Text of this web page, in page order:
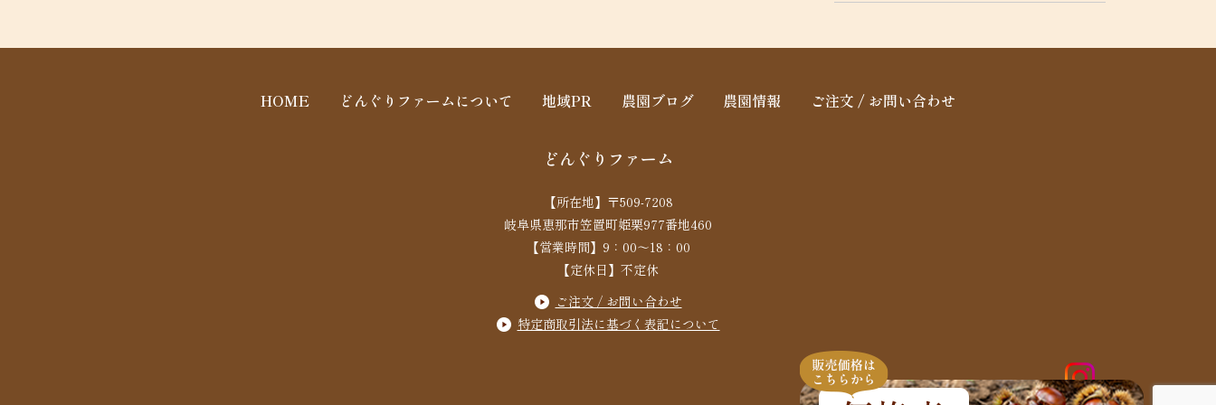
HOME どんぐりファームについて 地域PR 農園ブログ 農園情報 ご注文 / お問い合わせ
どんぐりファーム
【所在地】〒509-7208
岐阜県恵那市笠置町姫栗977番地460
【営業時間】9：00～18：00
【定休日】不定休
ご注文 / お問い合わせ
特定商取引法に基づく表記について